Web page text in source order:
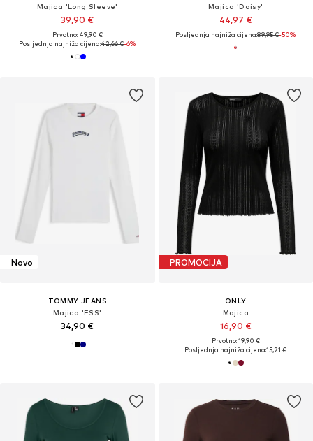
Majica 'Long Sleeve'
39,90 €
Prvotno: 49,90 €
Posljednja najniža cijena:42,66 €-6%
Majica 'Daisy'
44,97 €
Posljednja najniža cijena:89,95 €-50%
Novo
TOMMY JEANS
Majica 'ESS'
34,90 €
PROMOCIJA
ONLY
Majica
16,90 €
Prvotno: 19,90 €
Posljednja najniža cijena:15,21 €